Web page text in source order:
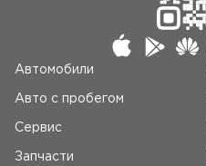
Автомобили
Авто c пробегом
Сервис
Запчасти